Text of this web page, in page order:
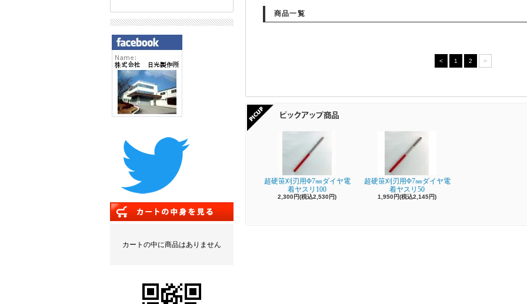
カートの中に商品はありません
商品一覧
< 1 2 >
超硬笹刈刃用Φ7㎜ダイヤ電
着ヤスリ100
2,300円(税込2,530円)
超硬笹刈刃用Φ7㎜ダイヤ電
着ヤスリ50
1,950円(税込2,145円)